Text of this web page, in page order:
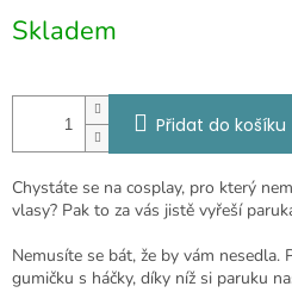
cena:
Skladem
Přidat do košíku
Chystáte se na cosplay, pro který
vlasy? Pak to za vás jistě vyřeší
Nemusíte se bát, že by vám nesedla.
gumičku s háčky, díky níž si paruku